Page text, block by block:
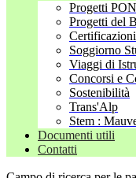
Progetti PON
Progetti del
Soggiorno
Viaggi di
Concorsi e
Sostenibilità
Trans'Alp
Stem :
Documenti utili
Contatti